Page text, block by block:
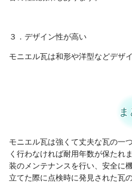
３．デザイン性が高い
モニエル瓦は和形や洋型などデザ
モニエル瓦は強くて丈夫な瓦の一
く行わなければ耐用年数が保たれ
装のメンテナンスを行い、安全に
立てた際に点検時に発見された瓦